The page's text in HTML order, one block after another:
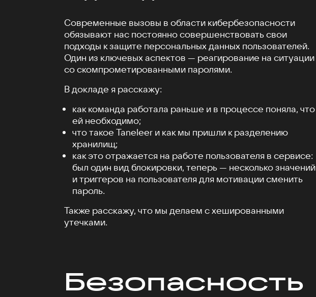
Современные вызовы в области кибербезопасности
обязывают нас постоянно совершенствовать свои
подходы к защите персональных данных пользователей.
Один из ключевых аспектов — реагирование на ситуации
со скомпрометированными паролями.
В докладе я расскажу:
как команда работала раньше и в процессе поняла, что
ей необходимо;
что такое Taneleer и как мы пришли к разделению
хранилищ;
как это отражается на работе пользователя в сервисе:
был один вид блокировки, теперь — несколько значений
и триггеров на пользователя для мотивации сменить
пароль.
Также расскажу, что мы делаем с хешированными
утечками.
Безопасность